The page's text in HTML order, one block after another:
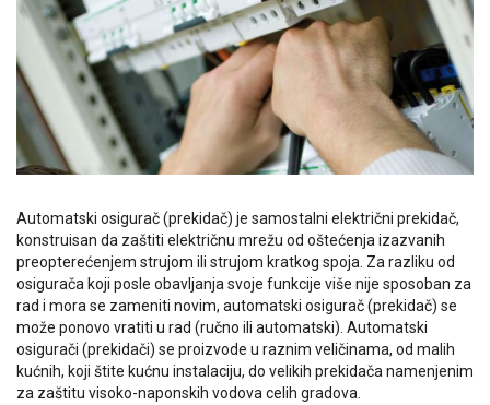
Automatski osigurač (prekidač) je samostalni električni prekidač,
konstruisan da zaštiti električnu mrežu od oštećenja izazvanih
preopterećenjem strujom ili strujom kratkog spoja. Za razliku od
osigurača koji posle obavljanja svoje funkcije više nije sposoban za
rad i mora se zameniti novim, automatski osigurač (prekidač) se
može ponovo vratiti u rad (ručno ili automatski). Automatski
osigurači (prekidači) se proizvode u raznim veličinama, od malih
kućnih, koji štite kućnu instalaciju, do velikih prekidača namenjenim
za zaštitu visoko-naponskih vodova celih gradova.